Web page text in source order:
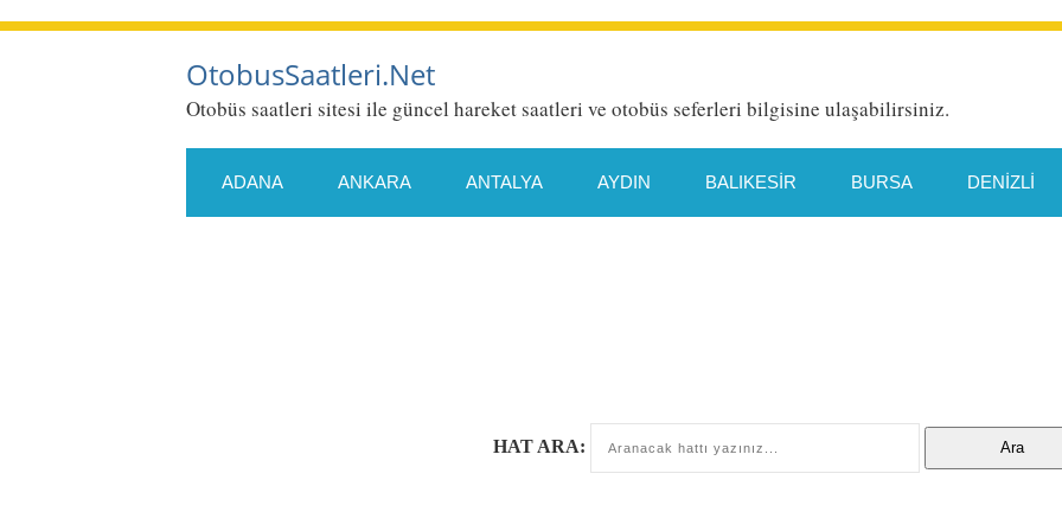
OtobusSaatleri.Net
Otobüs saatleri sitesi ile güncel hareket saatleri ve otobüs seferleri bilgisine ulaşabilirsiniz.
ADANA ANKARA ANTALYA AYDIN BALIKESIR BURSA DENIZLI
HAT ARA: